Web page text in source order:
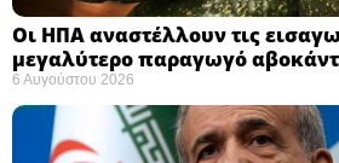
Οι ΗΠΑ αναστέλλουν τις
μεγαλύτερο παραγωγό
6 Αυγούστου 2026